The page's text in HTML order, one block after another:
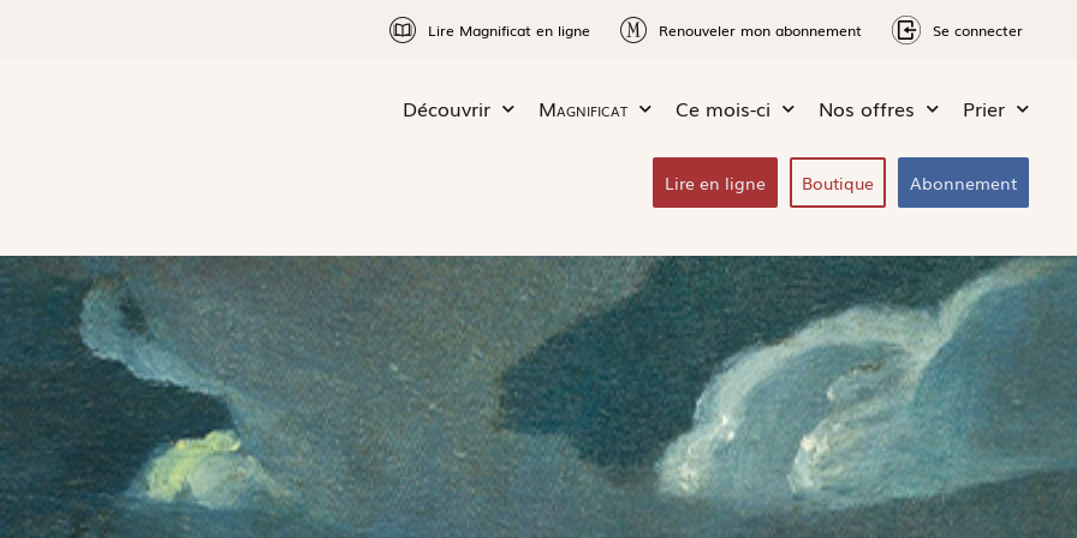
Lire Magnificat en ligne Renouveler mon abonnement Se connecter
Découvrir Magnificat Ce mois-ci Nos offres Prier
Lire en ligne Boutique Abonnement